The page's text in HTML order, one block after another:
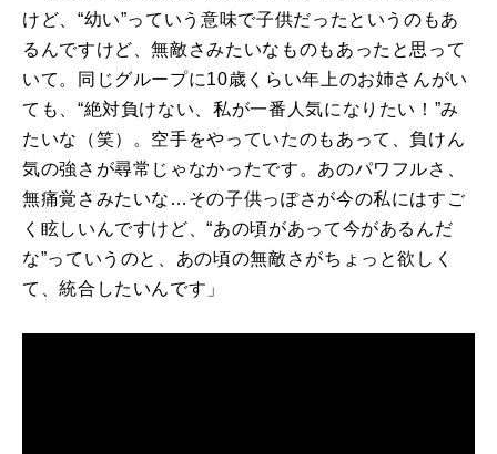
けど、“幼い”っていう意味で子供だったというのもあ
るんですけど、無敵さみたいなものもあったと思って
いて。同じグループに10歳くらい年上のお姉さんがい
ても、“絶対負けない、私が一番人気になりたい！”み
たいな（笑）。空手をやっていたのもあって、負けん
気の強さが尋常じゃなかったです。あのパワフルさ、
無痛覚さみたいな…その子供っぽさが今の私にはすご
く眩しいんですけど、“あの頃があって今があるんだ
な”っていうのと、あの頃の無敵さがちょっと欲しく
て、統合したいんです」